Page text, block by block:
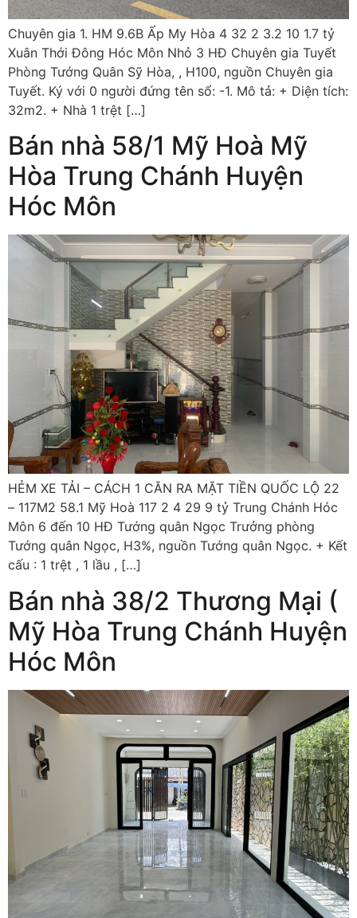
Chuyên gia 1. HM 9.6B Ấp My Hòa 4 32 2 3.2 10 1.7 tỷ
Xuân Thới Đông Hóc Môn Nhỏ 3 HĐ Chuyên gia Tuyết
Phòng Tướng Quân Sỹ Hòa, , H100, nguồn Chuyên gia
Tuyết. Ký với 0 người đứng tên sổ: -1. Mô tả: + Diện tích:
32m2. + Nhà 1 trệt […]
Bán nhà 58/1 Mỹ Hoà Mỹ
Hòa Trung Chánh Huyện
Hóc Môn
HẺM XE TẢI – CÁCH 1 CĂN RA MẶT TIỀN QUỐC LỘ 22
– 117M2 58.1 Mỹ Hoà 117 2 4 29 9 tỷ Trung Chánh Hóc
Môn 6 đến 10 HĐ Tướng quân Ngọc Trưởng phòng
Tướng quân Ngọc, H3%, nguồn Tướng quân Ngọc. + Kết
cấu : 1 trệt , 1 lầu , […]
Bán nhà 38/2 Thương Mại (
Mỹ Hòa Trung Chánh Huyện
Hóc Môn